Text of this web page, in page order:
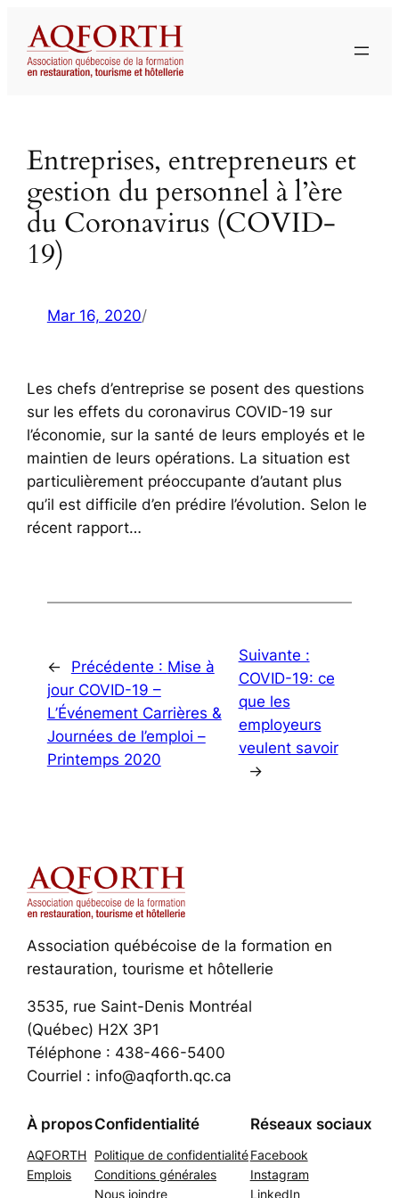
contenu
Entreprises, entrepreneurs et
gestion du personnel à l’ère
du Coronavirus (COVID-
19)
Mar 16, 2020/
Les chefs d’entreprise se posent des questions
sur les effets du coronavirus COVID-19 sur
l’économie, sur la santé de leurs employés et le
maintien de leurs opérations. La situation est
particulièrement préoccupante d’autant plus
qu’il est difficile d’en prédire l’évolution. Selon le
récent rapport…
← Précédente : Mise à
jour COVID-19 –
L’Événement Carrières &
Journées de l’emploi –
Printemps 2020
Suivante :
COVID-19: ce
que les
employeurs
veulent savoir
→
Association québécoise de la formation en
restauration, tourisme et hôtellerie
3535, rue Saint-Denis Montréal
(Québec) H2X 3P1
Téléphone : 438-466-5400
Courriel : info@aqforth.qc.ca
À propos
AQFORTH
Emplois
Confidentialité
Politique de confidentialité
Conditions générales
Nous joindre
Réseaux sociaux
Facebook
Instagram
LinkedIn